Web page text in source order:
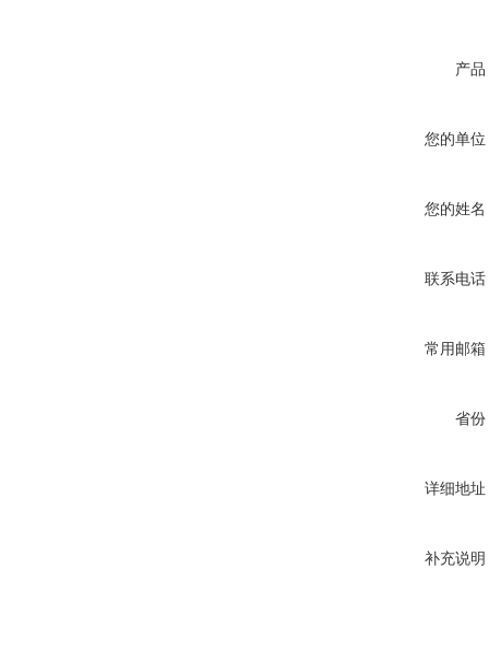
产品
您的单位
您的姓名
联系电话
常用邮箱
省份
详细地址
补充说明